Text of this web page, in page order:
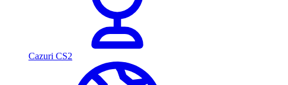
Cazuri CS2